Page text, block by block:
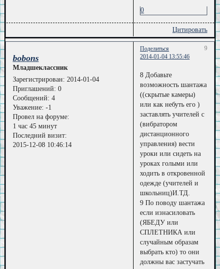
0
Цитировать
Поделиться
9
2014-01-04 13:55:46
bobons
Младшеклассник
Зарегистрирован: 2014-01-04
Приглашений: 0
Сообщений: 4
Уважение: -1
Провел на форуме:
1 час 45 минут
Последний визит:
2015-12-08 10:46:14
8 Добавьте
возможность шантажа
((скрытые камеры)
или как небуть его )
заставлять учителей с
(вибратором
дистанционного
управления) вести
уроки или сидеть на
уроках голыми или
ходить в откровенной
одежде (учителей и
школьниц)И.ТД.
9 По поводу шантажа
если изнасиловать
(ЯБЕДУ или
СПЛЕТНИКА или
случайным образам
выбрать кто) то они
должны вас застучать